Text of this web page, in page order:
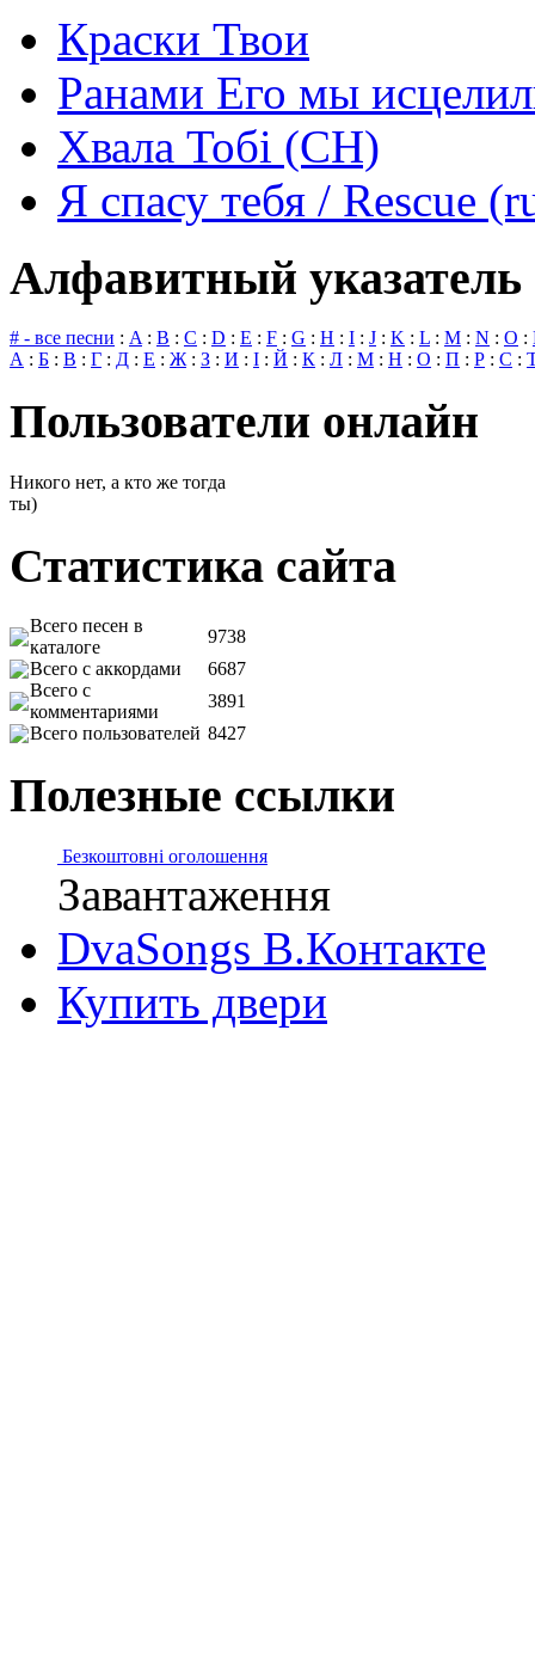
Краски Твои
Ранами Его мы
Хвала Тобі (СН)
Я спасу тебя / Rescue
Алфавитный указатель
# - все песни : A : B : C : D : E : F : G : H : I : J : K : L : M : N : O :
А : Б : В : Г : Д : Е : Ж : З : И : І : Й : К : Л : М : Н : О : П : Р : С :
Пользователи онлайн
Никого нет, а кто же тогда
ты)
Статистика сайта
Всего песен в
каталоге
9738
Всего с аккордами
6687
Всего с
комментариями
3891
Всего пользователей 8427
Полезные ссылки
Безкоштовні оголошення
Завантаження
DvaSongs В.Контакте
Купить двери